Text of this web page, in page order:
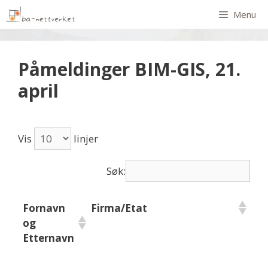
Menu
Påmeldinger BIM-GIS, 21.
april
Vis linjer
Søk:
Fornavn
og
Etternavn
Firma/Etat